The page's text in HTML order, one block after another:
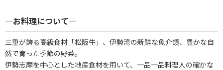
―お料理について―
三重が誇る高級食材「松阪牛」、伊勢湾の新鮮な魚介類、豊かな自
然で育った季節の野菜。
伊勢志摩を中心とした地産食材を用いて、一品一品料理人の確かな